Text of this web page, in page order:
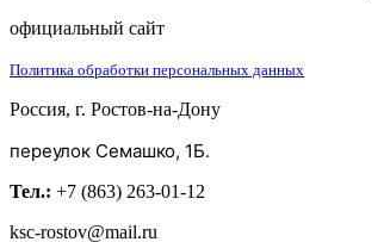
официальный сайт
Политика обработки персональных данных
Россия, г. Ростов-на-Дону
переулок Семашко, 1Б.
Тел.: +7 (863) 263-01-12
ksc-rostov@mail.ru